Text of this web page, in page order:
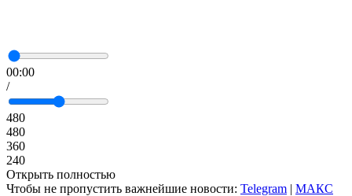
00:00
/
480
480
360
240
Открыть полностью
Чтобы не пропустить важнейшие новости: Telegram | MAКС